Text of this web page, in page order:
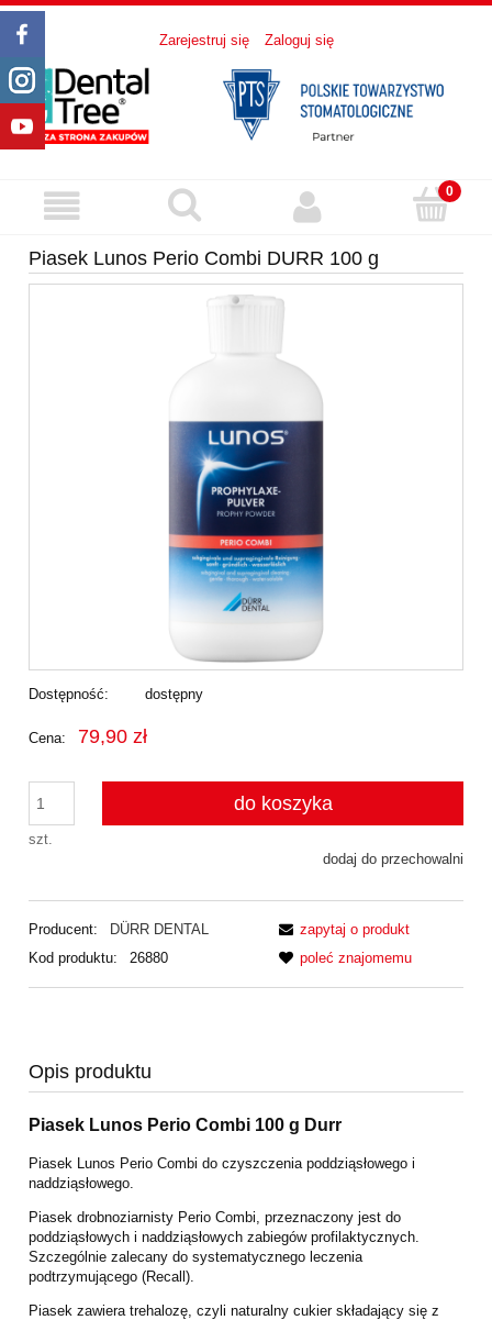
Zarejestruj się Zaloguj się
Piasek Lunos Perio Combi DURR 100 g
Dostępność: dostępny
Cena: 79,90 zł
szt.
do koszyka
dodaj do przechowalni
Producent:
DÜRR DENTAL
Kod produktu:
26880
zapytaj o produkt
poleć znajomemu
Opis produktu
Piasek Lunos Perio Combi 100 g Durr
Piasek Lunos Perio Combi do czyszczenia poddziąsłowego i
naddziąsłowego.
Piasek drobnoziarnisty Perio Combi, przeznaczony jest do
poddziąsłowych i naddziąsłowych zabiegów profilaktycznych.
Szczególnie zalecany do systematycznego leczenia
podtrzymującego (Recall).
Piasek zawiera trehalozę, czyli naturalny cukier składający się z